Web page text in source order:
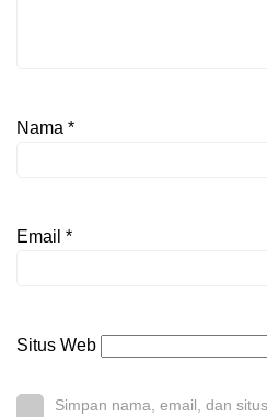
Nama *
Email *
Situs Web
Simpan nama, email, dan